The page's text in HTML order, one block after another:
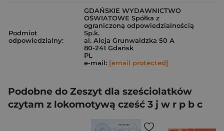
Podmiot
odpowiedzialny:
GDAŃSKIE WYDAWNICTWO
OŚWIATOWE Spółka z
ograniczoną odpowiedzialnością
Sp.k.
al. Aleja Grunwaldzka 50 A
80-241 Gdańsk
PL
e-mail: [email protected]
Podobne do Zeszyt dla sześciolatków
czytam z lokomotywą cześć 3 j w r p b c